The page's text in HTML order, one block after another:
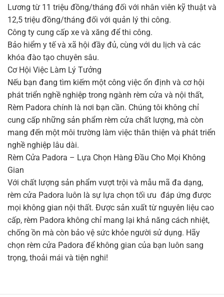
Lương từ 11 triệu đồng/tháng đối với nhân viên kỹ thuật và
12,5 triệu đồng/tháng đối với quản lý thi công.
Công ty cung cấp xe và xăng để thi công.
Bảo hiểm y tế và xã hội đầy đủ, cùng với du lịch và các
khóa đào tạo chuyên sâu.
Cơ Hội Việc Làm Lý Tưởng
Nếu bạn đang tìm kiếm một công việc ổn định và cơ hội
phát triển nghề nghiệp trong ngành rèm cửa và nội thất,
Rèm Padora chính là nơi bạn cần. Chúng tôi không chỉ
cung cấp những sản phẩm rèm cửa chất lượng, mà còn
mang đến một môi trường làm việc thân thiện và phát triển
nghề nghiệp lâu dài.
Rèm Cửa Padora – Lựa Chọn Hàng Đầu Cho Mọi Không
Gian
Với chất lượng sản phẩm vượt trội và mẫu mã đa dạng,
rèm cửa Padora luôn là sự lựa chọn tối ưu đáp ứng được
mọi không gian nội thất. Được sản xuất từ nguyên liệu cao
cấp, rèm Padora không chỉ mang lại khả năng cách nhiệt,
chống ồn mà còn bảo vệ sức khỏe người sử dụng. Hãy
chọn rèm cửa Padora để không gian của bạn luôn sang
trọng, thoải mái và tiện nghi!